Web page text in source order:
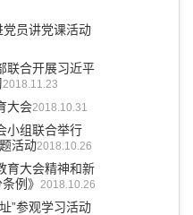
党员讲党课活动
联合开展习近平
2018.11.23
大会2018.10.31
小组联合举行
活动2018.10.26
育大会精神和新
例》 2018.10.26
”参观学习活动